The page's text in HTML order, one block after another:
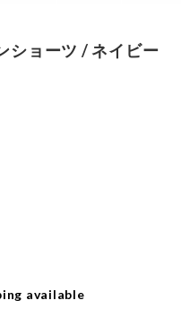
ショーツ / ネイビー
available